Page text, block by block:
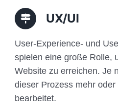
UX/UI
User-Experience- und
spielen eine große Rolle,
Website zu erreichen. Je
dieser Prozess mehr
bearbeitet.